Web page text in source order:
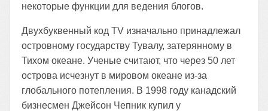
некоторые функции для ведения блогов.
Двухбуквенный код TV изначально принадлежал
островному государству Тувалу, затерянному в
Тихом океане. Ученые считают, что через 50 лет
острова исчезнут в мировом океане из-за
глобального потепления. В 1998 году канадский
бизнесмен Джейсон Чепник купил у